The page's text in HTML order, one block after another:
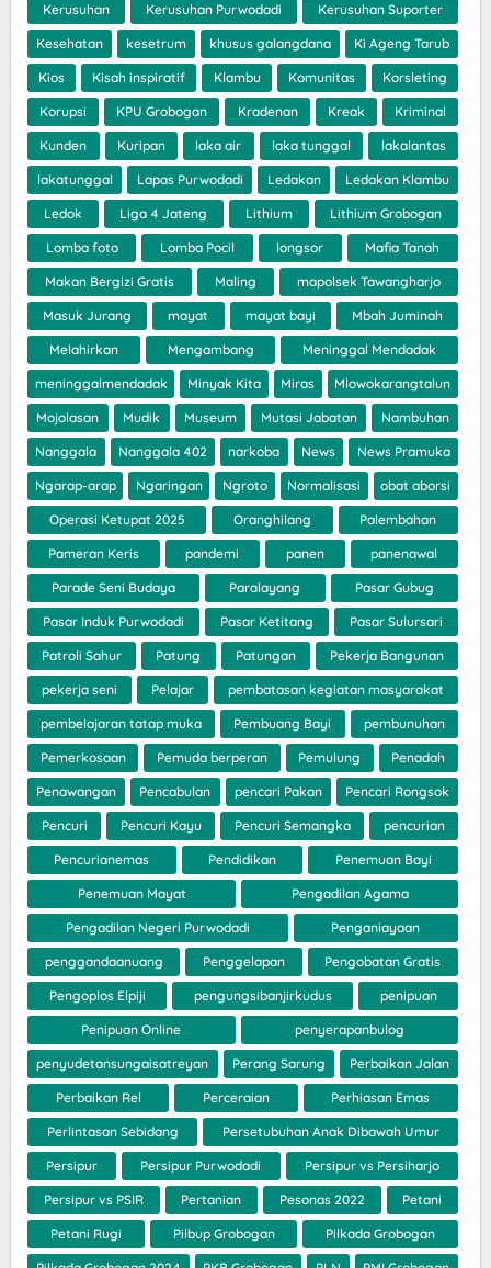
Kerusuhan Kerusuhan Purwodadi Kerusuhan Suporter
Kesehatan kesetrum khusus galangdana Ki Ageng Tarub
Kios Kisah inspiratif Klambu Komunitas Korsleting
Korupsi KPU Grobogan Kradenan Kreak Kriminal
Kunden Kuripan laka air laka tunggal lakalantas
lakatunggal Lapas Purwodadi Ledakan Ledakan Klambu
Ledok Liga 4 Jateng Lithium Lithium Grobogan
Lomba foto Lomba Pocil longsor Mafia Tanah
Makan Bergizi Gratis Maling mapolsek Tawangharjo
Masuk Jurang mayat mayat bayi Mbah Juminah
Melahirkan Mengambang Meninggal Mendadak
meninggalmendadak Minyak Kita Miras Mlowokarangtalun
Mojolasan Mudik Museum Mutasi Jabatan Nambuhan
Nanggala Nanggala 402 narkoba News News Pramuka
Ngarap-arap Ngaringan Ngroto Normalisasi obat aborsi
Operasi Ketupat 2025 Oranghilang Palembahan
Pameran Keris pandemi panen panenawal
Parade Seni Budaya Paralayang Pasar Gubug
Pasar Induk Purwodadi Pasar Ketitang Pasar Sulursari
Patroli Sahur Patung Patungan Pekerja Bangunan
pekerja seni Pelajar pembatasan kegiatan masyarakat
pembelajaran tatap muka Pembuang Bayi pembunuhan
Pemerkosaan Pemuda berperan Pemulung Penadah
Penawangan Pencabulan pencari Pakan Pencari Rongsok
Pencuri Pencuri Kayu Pencuri Semangka pencurian
Pencurianemas Pendidikan Penemuan Bayi
Penemuan Mayat Pengadilan Agama
Pengadilan Negeri Purwodadi Penganiayaan
penggandaanuang Penggelapan Pengobatan Gratis
Pengoplos Elpiji pengungsibanjirkudus penipuan
Penipuan Online penyerapanbulog
penyudetansungaisatreyan Perang Sarung Perbaikan Jalan
Perbaikan Rel Perceraian Perhiasan Emas
Perlintasan Sebidang Persetubuhan Anak Dibawah Umur
Persipur Persipur Purwodadi Persipur vs Persiharjo
Persipur vs PSIR Pertanian Pesonas 2022 Petani
Petani Rugi Pilbup Grobogan Pilkada Grobogan